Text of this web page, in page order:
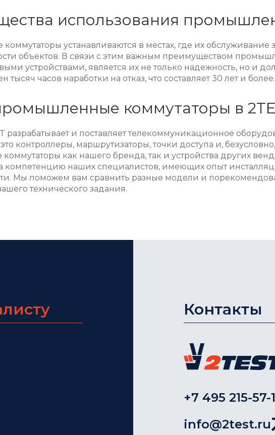
использования
устанавливаются в местах, где их обслуживание
объектов. В связи с этим важным преимуществом
устройствами, является их не только надежность, но и
тысяч часов наработки на отказ, что составляет 30 лет и более.
коммутаторы в
разрабатывает и поставляет телекоммуникационное
контроллеры, маршрутизаторы, точки доступа и,
как нашего бренда, так и устройства других
компетенцию наших специалистов, имеющих опыт
Мы поможем вам сравнить разные модели и
технического задания.
Контакты
+7 495 215-57-
info@2test.ru